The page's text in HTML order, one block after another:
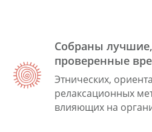
Собраны лучшие,
проверенные
Этнических,
релаксационных
влияющих на